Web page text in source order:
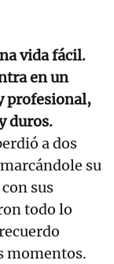
vida fácil.
en un
profesional,
duros.
a dos
su
sus
todo lo
momentos.